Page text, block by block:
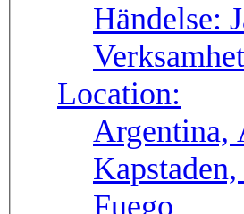
Händelse:
Location:
Argentina,
Fuego